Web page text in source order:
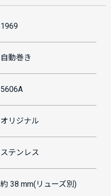
1969
自動巻き
5606A
オリジナル
ステンレス
約 38 mm(リューズ別)